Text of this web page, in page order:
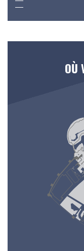
OÙ